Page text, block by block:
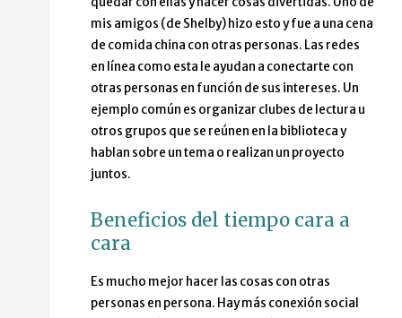
mis amigos (de Shelby) hizo esto y fue a una cena
de comida china con otras personas. Las redes
en línea como esta le ayudan a conectarte con
otras personas en función de sus intereses. Un
ejemplo común es organizar clubes de lectura u
otros grupos que se reúnen en la biblioteca y
hablan sobre un tema o realizan un proyecto
juntos.
Beneficios del tiempo cara a
cara
Es mucho mejor hacer las cosas con otras
personas en persona. Hay más conexión social